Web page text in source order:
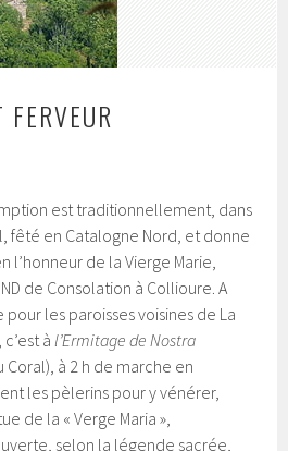
est traditionnellement, dans
fêté en Catalogne Nord, et donne
l’honneur de la Vierge Marie,
de Consolation à Collioure. A
les paroisses voisines de La
à l’Ermitage de Nostra
Coral), à 2 h de marche en
les pèlerins pour y vénérer,
de la « Verge Maria »,
selon la légende sacrée,